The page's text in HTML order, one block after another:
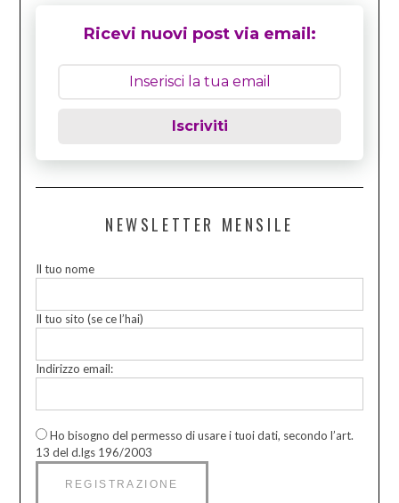
Ricevi nuovi post via email:
Iscriviti
NEWSLETTER MENSILE
Il tuo nome
Il tuo sito (se ce l’hai)
Indirizzo email:
Ho bisogno del permesso di usare i tuoi dati, secondo l’art.
13 del d.lgs 196/2003